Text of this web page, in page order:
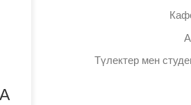
Түлектер мен